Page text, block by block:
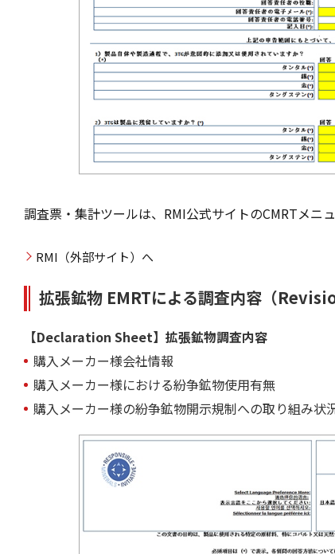
調査票・集計ツールは、RMI公式サイトのCMRTメニ
RMI（外部サイト）へ
拡張鉱物 EMRTによる調査内容（
【Declaration Sheet】拡張鉱物調査内容
購入メーカー様会社情報
購入メーカー様における紛争鉱物使用有無
購入メーカー様の紛争鉱物開示規制への取り組み状